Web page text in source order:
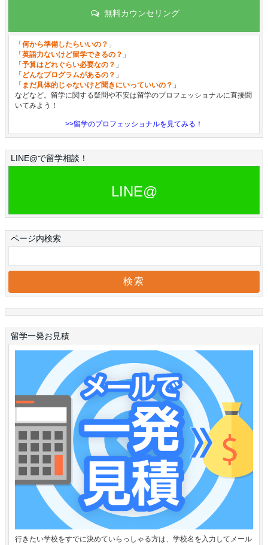
無料カウンセリング
「 何から準備したらいいの？ 」
「 英語力ないけど留学できるの？ 」
「 予算はどれぐらい必要なの？ 」
「 どんなプログラムがあるの？ 」
「 まだ具体的じゃないけど聞きにいっていいの？ 」
などなど。留学に関する疑問や不安は留学のプロフェッショナルに直接聞
いてみよう！
>>留学のプロフェッショナルを見てみる！
LINE@で留学相談！
LINE@
ページ内検索
留学一発お見積
行きたい学校をすでに決めていらっしゃる方は、学校名を入力してメール